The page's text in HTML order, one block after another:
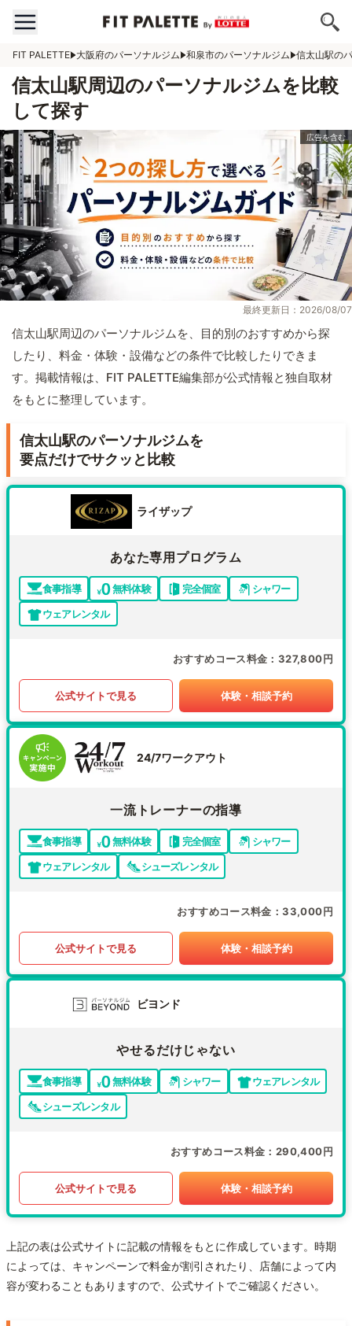
FIT PALETTE 大阪府のパーソナルジム 和泉市のパーソナルジム 信太山駅の
信太山駅周辺のパーソナルジムを比較
して探す
最終更新日：2026/08/07
信太山駅周辺のパーソナルジムを、目的別のおすすめから探
したり、料金・体験・設備などの条件で比較したりできま
す。掲載情報は、FIT PALETTE編集部が公式情報と独自取材
をもとに整理しています。
信太山駅のパーソナルジムを
要点だけでサクッと比較
ライザップ
あなた専用プログラム
食事指導 無料体験 完全個室
シャワー
ウェアレンタル
おすすめコース料金 327,800円
公式サイトで見る 体験・相談予約
24/7ワークアウト
一流トレーナーの指導
食事指導 無料体験 完全個室
シャワー
ウェアレンタル
シューズレンタル
おすすめコース料金 33,000円
公式サイトで見る 体験・相談予約
ビヨンド
やせるだけじゃない
食事指導 無料体験 シャワー
ウェアレンタル
シューズレンタル
おすすめコース料金 290,400円
公式サイトで見る 体験・相談予約
上記の表は公式サイトに記載の情報をもとに作成しています。時期
によっては、キャンペーンで料金が割引されたり、店舗によって内
容が変わることもありますので、公式サイトでご確認ください。